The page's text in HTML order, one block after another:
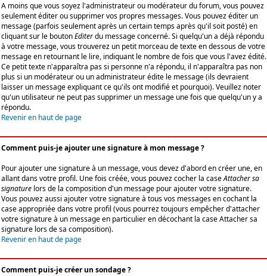
A moins que vous soyez l'administrateur ou modérateur du forum, vous pouvez
seulement éditer ou supprimer vos propres messages. Vous pouvez éditer un
message (parfois seulement après un certain temps après qu'il soit posté) en
cliquant sur le boutonEditerdu message concerné. Si quelqu'un a déjà répondu
à votre message, vous trouverez un petit morceau de texte en dessous de votre
message en retournant le lire, indiquant le nombre de fois que vous l'avez édité.
Ce petit texte n'apparaîtra pas si personne n'a répondu, il n'apparaîtra pas non
plus si un modérateur ou un administrateur édite le message (ils devraient
laisser un message expliquant ce qu'ils ont modifié et pourquoi). Veuillez noter
qu'un utilisateur ne peut pas supprimer un message une fois que quelqu'un y a
répondu.
Revenir en haut de page
Comment puis-je ajouter une signature à mon message ?
Pour ajouter une signature à un message, vous devez d'abord en créer une, en
allant dans votre profil. Une fois créée, vous pouvez cocher la caseAttacher sa
signature lors de la composition d'un message pour ajouter votre signature.
Vous pouvez aussi ajouter votre signature à tous vos messages en cochant la
case appropriée dans votre profil (vous pourrez toujours empêcher d'attacher
votre signature à un message en particulier en décochant la case Attacher sa
signature lors de sa composition).
Revenir en haut de page
Comment puis-je créer un sondage ?